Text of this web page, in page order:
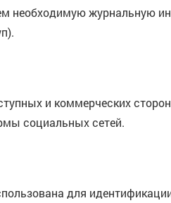
необходимую журнальную
и коммерческих
социальных сетей.
для